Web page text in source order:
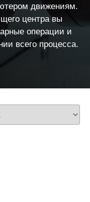
движениям.
центра вы
операции и
всего процесса.